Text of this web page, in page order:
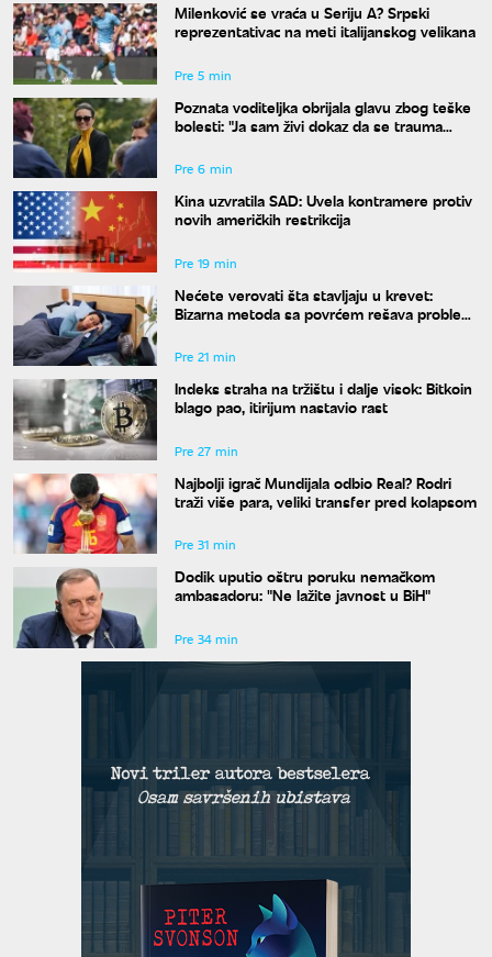
Milenković se vraća u Seriju A? Srpski
reprezentativac na meti italijanskog velikana
Pre 5 min
Poznata voditeljka obrijala glavu zbog teške
bolesti: "Ja sam živi dokaz da se trauma
Pre 6 min
Kina uzvratila SAD: Uvela kontramere protiv
novih američkih restrikcija
Pre 19 min
Nećete verovati šta stavljaju u krevet:
Bizarna metoda sa povrćem rešava problem
Pre 21 min
Indeks straha na tržištu i dalje visok: Bitkoin
blago pao, itirijum nastavio rast
Pre 27 min
Najbolji igrač Mundijala odbio Real? Rodri
traži više para, veliki transfer pred kolapsom
Pre 31 min
Dodik uputio oštru poruku nemačkom
ambasadoru: "Ne lažite javnost u BiH"
Pre 34 min